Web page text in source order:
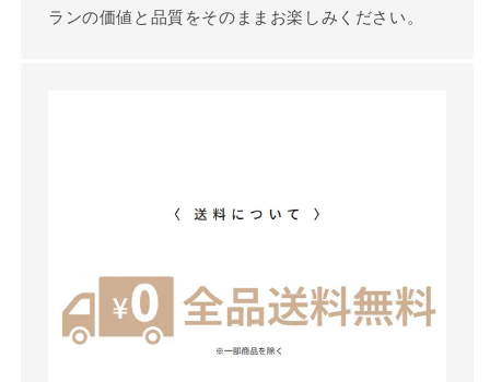
ランの価値と品質をそのままお楽しみください。